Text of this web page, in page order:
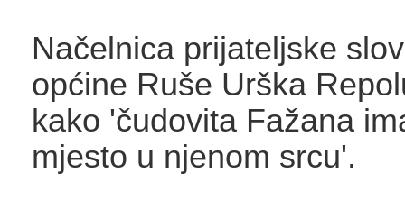
Načelnica prijateljske
općine Ruše Urška
kako 'čudovita Fažana
mjesto u njenom srcu'.